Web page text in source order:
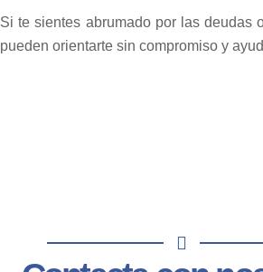
Si te sientes abrumado por las deudas
pueden orientarte sin compromiso y